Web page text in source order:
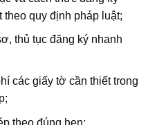
quy định pháp luật;
thủ tục đăng ký nhanh
các giấy tờ cần thiết trong
theo đúng hẹn;